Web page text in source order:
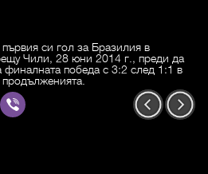
си гол за Бразилия в
Чили, 28 юни 2014 г., преди да
финалната победа с 3:2 след 1:1 в